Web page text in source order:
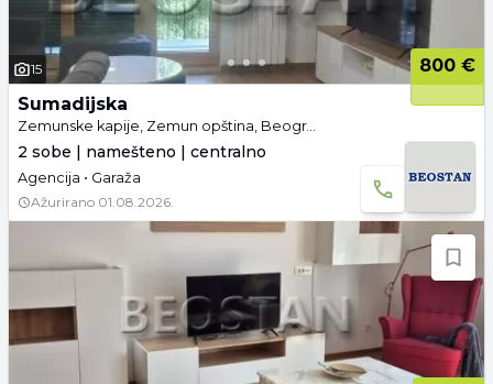
15
800 €
Sumadijska
Zemunske kapije, Zemun opština, Beograd
2 sobe | namešteno | centralno
Agencija • Garaža
Ažurirano 01.08.2026.